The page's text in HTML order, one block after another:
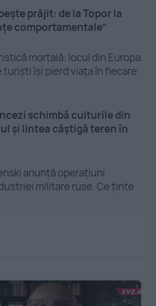
prăjit: de la Topor la
comportamentale”
mortală: locul din Europa
își pierd viața în fiecare
schimbă culturile din
și lintea câștigă teren în
anunță operațiuni
militare ruse. Ce ținte